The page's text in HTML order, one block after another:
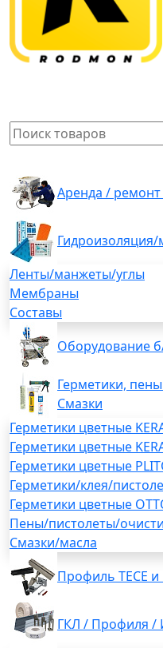
Аренда /
Ленты/манжеты/углы
Мембраны
Составы
Оборудование
Герметики,
Смазки
Герметики цветные
Герметики цветные
Герметики цветные
Герметики/клея/
Герметики цветные
Пены/пистолеты/
Смазки/масла
Профиль TECE
ГКЛ / Профиля /